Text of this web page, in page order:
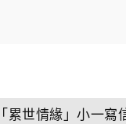
累世情緣」小一寫